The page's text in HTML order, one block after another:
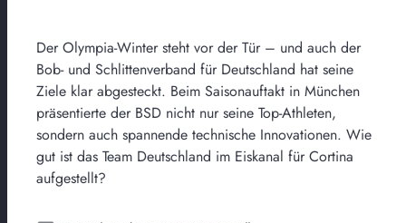
Der Olympia-Winter steht vor der Tür – und auch der
Bob- und Schlittenverband für Deutschland hat seine
Ziele klar abgesteckt. Beim Saisonauftakt in München
präsentierte der BSD nicht nur seine Top-Athleten,
sondern auch spannende technische Innovationen. Wie
gut ist das Team Deutschland im Eiskanal für Cortina
aufgestellt?